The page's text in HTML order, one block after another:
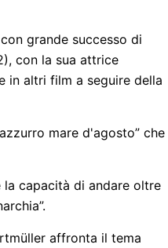
grande successo di
con la sua attrice
in altri film a seguire della
mare d'agosto” che
la capacità di andare oltre
affronta il tema